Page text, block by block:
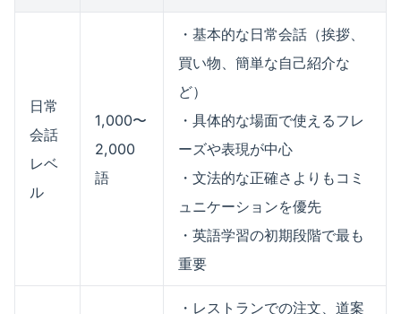
日常
会話
レベ
ル
1,000〜
2,000
語
・基本的な日常会話（挨拶、
買い物、簡単な自己紹介な
ど）
・具体的な場面で使えるフレ
ーズや表現が中心
・文法的な正確さよりもコミ
ュニケーションを優先
・英語学習の初期段階で最も
重要
・レストランでの注文、道案